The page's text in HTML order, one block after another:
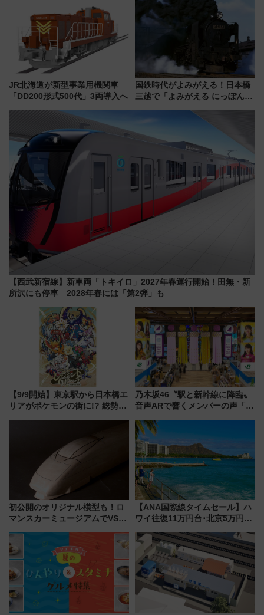
送の目覚まし時計など通販・販
売店舗まとめ
JR北海道が新型事業用機関車
「DD200形式500代」3両導入へ
国鉄時代がよみがえる！日本橋
三越で「よみがえる にっぽんの
敬の名作写真も、駅弁フェスも
【西武新宿線】新車両「トキイロ」2027年春運行開始！田無・新
所沢にも停車 2028年春には「第2弾」も
【9/9開始】東京駅から日本橋エ
リアがポケモンの街に!? 総勢
乃木坂46〝駅と新幹線に降臨〟
音声ARで響くメンバーの声「真
初公開のオリジナル模型も！ロ
マンスカーミュージアムでVSE
15日スタート
【ANA国際線タイムセール】ハ
ワイ往復11万円台･北京5万円台
来春のGW旅行まで狙える激ア
ツ路線まとめ（8/10まで）